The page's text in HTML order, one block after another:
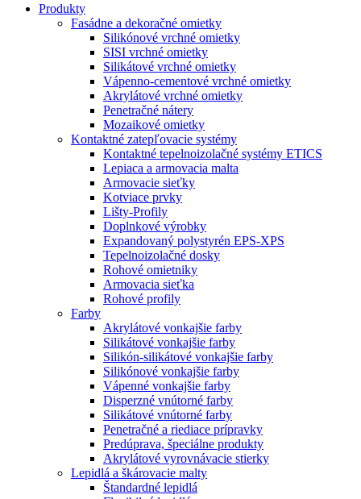
Produkty
Fasádne a dekoračné omietky
Silikónové vrchné omietky
SISI vrchné omietky
Silikátové vrchné omietky
Vápenno-cementové vrchné omietky
Akrylátové vrchné omietky
Penetračné nátery
Mozaikové omietky
Kontaktné zatepľovacie systémy
Kontaktné tepelnoizolačné systémy ETICS
Lepiaca a armovacia malta
Armovacie sieťky
Kotviace prvky
Lišty-Profily
Doplnkové výrobky
Expandovaný polystyrén EPS-XPS
Tepelnoizolačné dosky
Rohové omietniky
Armovacia sieťka
Rohové profily
Farby
Akrylátové vonkajšie farby
Silikátové vonkajšie farby
Silikón-silikátové vonkajšie farby
Silikónové vonkajšie farby
Vápenné vonkajšie farby
Disperzné vnútorné farby
Silikátové vnútorné farby
Penetračné a riediace prípravky
Predúprava, špeciálne produkty
Akrylátové vyrovnávacie stierky
Lepidlá a škárovacie malty
Štandardné lepidlá